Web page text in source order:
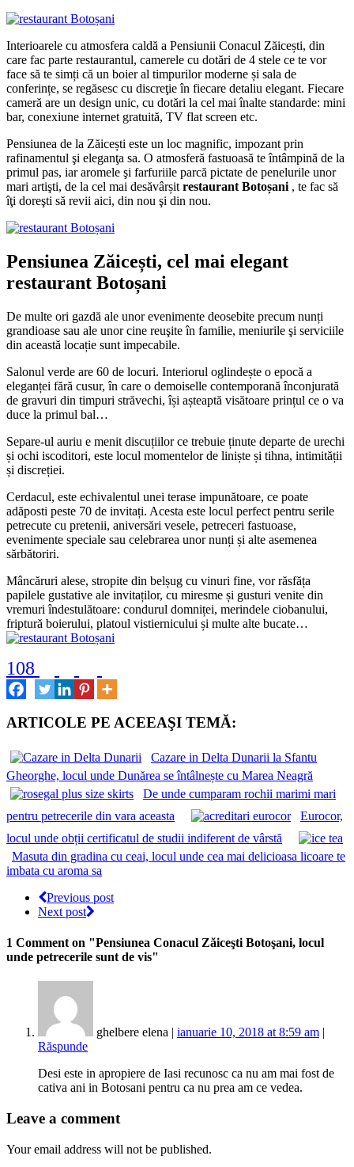
Interioarele cu atmosfera caldă a Pensiunii Conacul Zăicești, din
care fac parte restaurantul, camerele cu dotări de 4 stele ce te vor
face să te simți că un boier al timpurilor moderne și sala de
conferințe, se regăsesc cu discreţie în fiecare detaliu elegant. Fiecare
cameră are un design unic, cu dotări la cel mai înalte standarde: mini
bar, conexiune internet gratuită, TV flat screen etc.
Pensiunea de la Zăicești este un loc magnific, impozant prin
rafinamentul şi eleganţa sa. O atmosferă fastuoasă te întâmpină de la
primul pas, iar aromele şi farfuriile parcă pictate de penelurile unor
mari artişti, de la cel mai desăvârșitrestaurant Botoșani, te fac să
îţi doreşti să revii aici, din nou şi din nou.
Pensiunea Zăicești, cel mai elegant
restaurant Botoșani
De multe ori gazdă ale unor evenimente deosebite precum nunți
grandioase sau ale unor cine reuşite în familie, meniurile şi serviciile
din această locație sunt impecabile.
Salonul verde are 60 de locuri. Interiorul oglindește o epocă a
eleganței fără cusur, în care o demoiselle contemporană înconjurată
de gravuri din timpuri străvechi, își așteaptă visătoare prințul ce o va
duce la primul bal…
Separe-ul auriu e menit discuțiilor ce trebuie ținute departe de urechi
și ochi iscoditori, este locul momentelor de liniște și tihna, intimității
și discreției.
Cerdacul, este echivalentul unei terase impunătoare, ce poate
adăposti peste 70 de invitați. Acesta este locul perfect pentru serile
petrecute cu pretenii, aniversări vesele, petreceri fastuoase,
evenimente speciale sau celebrarea unor nunți și alte asemenea
sărbătoriri.
Mâncăruri alese, stropite din belșug cu vinuri fine, vor răsfăța
papilele gustative ale invitaților, cu miresme și gusturi venite din
vremuri îndestulătoare: condurul domniței, merindele ciobanului,
friptură boierului, platoul vistiernicului și multe alte bucate…
108
ARTICOLE PE ACEEAŞI TEMĂ:
Cazare in Delta Dunarii la Sfantu
Gheorghe, locul unde Dunărea se întâlnește cu Marea Neagră
De unde cumparam rochii marimi mari
pentru petrecerile din vara aceasta
Eurocor,
locul unde obții certificatul de studii indiferent de vârstă
Masuta din gradina cu ceai, locul unde cea mai delicioasa licoare te
imbata cu aroma sa
Previous post
Next post
1 Comment on "Pensiunea Conacul Zăiceşti Botoşani, locul
unde petrecerile sunt de vis"
ghelbere elena | ianuarie 10, 2018 at 8:59 am |
Răspunde
Desi este in apropiere de Iasi recunosc ca nu am mai fost de
cativa ani in Botosani pentru ca nu prea am ce vedea.
Leave a comment
Your email address will not be published.